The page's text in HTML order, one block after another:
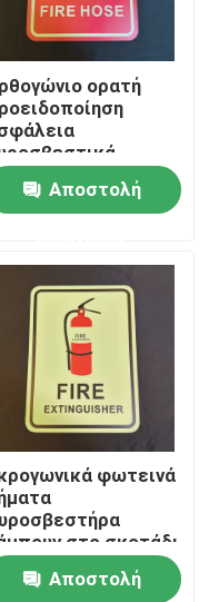
ορατή
λάμπουν στο
Αποστολή
φωτεινά
στο σκοτάδι
mm
Αποστολή